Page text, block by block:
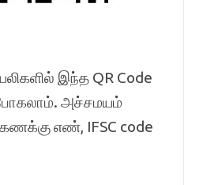
இந்த QR Code
அச்சமயம்
எண், IFSC code